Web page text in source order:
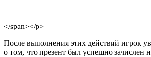
</span></p>
После выполнения этих действий игрок
о том, что презент был успешно зачислен